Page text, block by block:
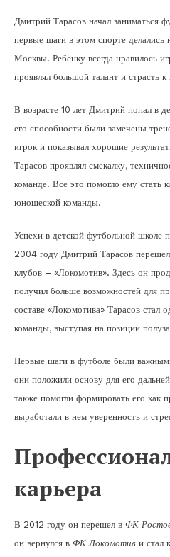
Дмитрий Тарасов начал заниматься
первые шаги в этом спорте делались
Москвы. Ребенку всегда нравилось
проявлял большой талант и страсть к
В возрасте 10 лет Дмитрий попал в
его способности были замечены
игрок и показывал хорошие
Тарасов проявлял смекалку,
команде. Все это помогло ему стать
юношеской команды.
Успехи в детской футбольной школе
2004 году Дмитрий Тарасов
клубов – «Локомотив». Здесь он
получил больше возможностей для
составе «Локомотива» Тарасов стал
команды, выступая на позиции
Первые шаги в футболе были
они положили основу для его
также помогли формировать его как
выработали в нем уверенность и
карьера
В 2012 году он перешел в ФК
он вернулся в ФК Локомотив и стал